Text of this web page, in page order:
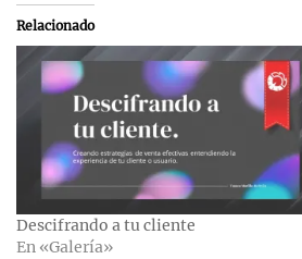
Relacionado
Descifrando a tu cliente
En «Galería»